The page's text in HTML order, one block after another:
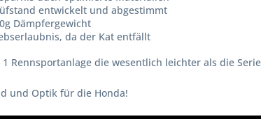
entwickelt und abgestimmt
Dämpfergewicht
da der Kat entfällt
Rennsportanlage die wesentlich leichter als die
und Optik für die Honda!